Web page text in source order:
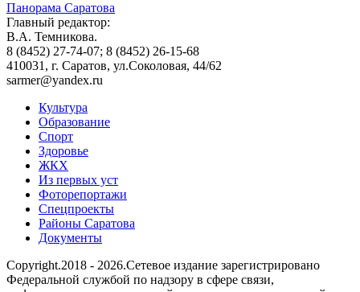
Панорама Саратова
Главный редактор:
В.А. Темникова.
8 (8452) 27-74-07; 8 (8452) 26-15-68
410031, г. Саратов, ул.Соколовая, 44/62
sarmer@yandex.ru
Культура
Образование
Спорт
Здоровье
ЖКХ
Из пеpвых уст
Фоторепортажи
Спецпроекты
Районы Саратова
Документы
Copyright.2018 - 2026.Сетевое издание зарегистрировано
Федеральной службой по надзору в сфере связи,